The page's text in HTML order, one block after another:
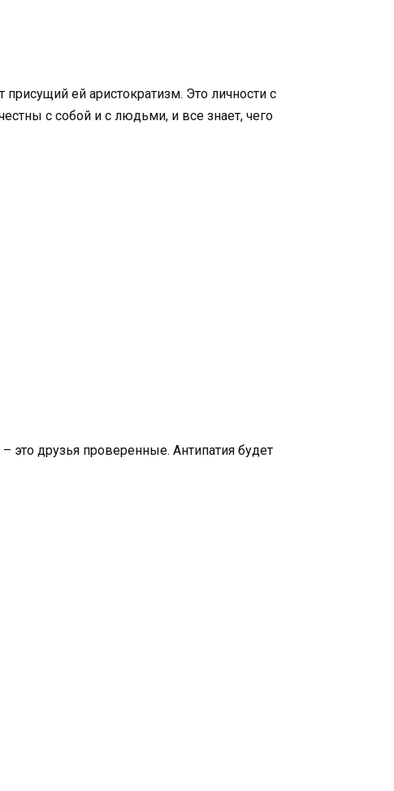
ей аристократизм. Это личности с
с собой и с людьми, и все знает, чего
это друзья проверенные. Антипатия будет